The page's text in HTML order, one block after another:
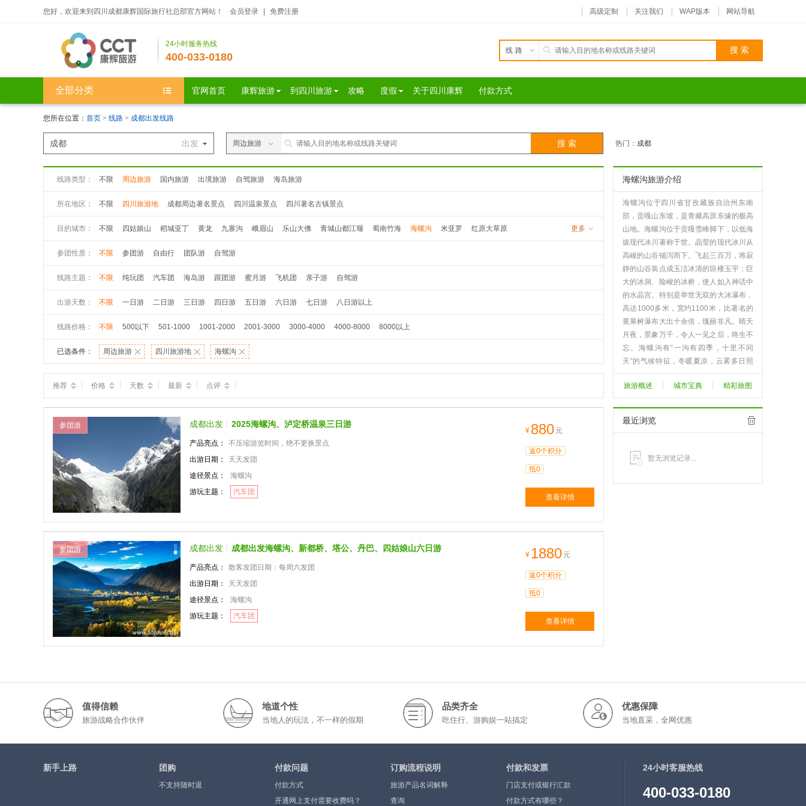
您好，欢迎来到四川成都康辉国际旅行社总部官方网站！ 会员登录 免费注册 高级定制 关注我们 WAP版本 网站导航
24小时服务热线
400-033-0180
线路
全部分类 官网首页 康辉旅游 到四川旅游 攻略 度假 关于四川康辉 付款方式
您所在位置： 首页 > 线路 > 成都出发线路
出发
成都 周边旅游 热门： 成都
线路类型： 不限 周边旅游 国内旅游 出境旅游 自驾旅游 海岛旅游
所在地区： 不限 四川旅游地 成都周边著名景点 四川温泉景点 四川著名古镇景点
目的城市： 不限 四姑娘山 稻城亚丁 黄龙 九寨沟 峨眉山 乐山大佛 青城山都江堰 蜀南竹海 海螺沟 米亚罗
红原大草原
丹巴
更多
参团性质： 不限 参团游 自由行 团队游 自驾游
线路主题： 不限 纯玩团 汽车团 海岛游 跟团游 蜜月游 飞机团 亲子游 自驾游
出游天数： 不限 一日游 二日游 三日游 四日游 五日游 六日游 七日游 八日游以上
线路价格： 不限 500以下 501-1000 1001-2000 2001-3000 3000-4000 4000-8000 8000以上
已选条件： 周边旅游 四川旅游地 海螺沟
推荐 价格 天数 最新 点评
参团游 成都出发 2025海螺沟、泸定桥温泉三日游
产品亮点：
不压缩游览时间，绝不更换景点
出游日期：
天天发团
途径景点：
海螺沟
游玩主题：
汽车团
¥ 880 元
返0个积分
抵0
查看详情
参团游 成都出发 成都出发海螺沟、新都桥、塔公、丹巴、四姑娘山六日游
产品亮点：
散客发团日期：每周六发团
出游日期：
天天发团
途径景点：
海螺沟
游玩主题：
汽车团
¥ 1880 元
返0个积分
抵0
查看详情
海螺沟旅游介绍
海螺沟位于四川省甘孜藏族自治州东南
部，贡嘎山东坡，是青藏高原东缘的极高
山地。海螺沟位于贡嘎雪峰脚下，以低海
拔现代冰川著称于世。晶莹的现代冰川从
高峻的山谷铺泻而下。飞起三百万，将寂
静的山谷装点成玉洁冰清的琼楼玉宇；巨
大的冰洞、险峻的冰桥，使人如入神话中
的水晶宫。特别是举世无双的大冰瀑布，
高达1000多米，宽约1100米，比著名的
黄果树瀑布大出十余倍，瑰丽非凡。晴天
月夜，景象万千，令人一见之后，终生不
忘。海螺沟有“一沟有四季，十里不同
天”的气候特征，冬暖夏凉，云雾多日照
少，年降水量2000mm
查看更多>>
旅游概述 城市宝典 精彩旅图
最近浏览
暂无浏览记录...
值得信赖
旅游战略合作伙伴
地道个性
当地人的玩法，不一样的假期
品类齐全
吃住行、游购娱一站搞定
优惠保障
当地直采，全网优惠
新手上路 团购
不支持随时退
付款问题
付款方式
开通网上支付需要收费吗？
订购流程说明
旅游产品名词解释
查询
付款和发票
门店支付或银行汇款
付款方式有哪些？
24小时客服热线
400-033-0180